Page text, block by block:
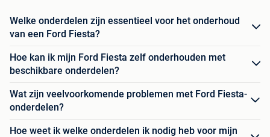
Welke onderdelen zijn essentieel voor het onderhoud
van een Ford Fiesta?
Hoe kan ik mijn Ford Fiesta zelf onderhouden met
beschikbare onderdelen?
Wat zijn veelvoorkomende problemen met Ford Fiesta-
onderdelen?
Hoe weet ik welke onderdelen ik nodig heb voor mijn